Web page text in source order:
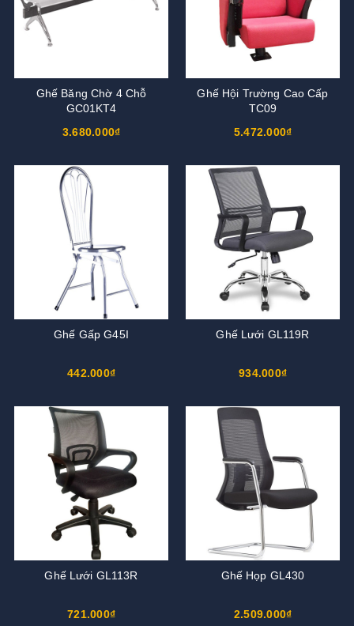
Ghế Băng Chờ 4 Chỗ
GC01KT4
3.680.000₫
Ghế Hội Trường Cao Cấp
TC09
5.472.000₫
Ghế Gấp G45I
442.000₫
Ghế Lưới GL119R
934.000₫
Ghế Lưới GL113R
721.000₫
Ghế Họp GL430
2.509.000₫